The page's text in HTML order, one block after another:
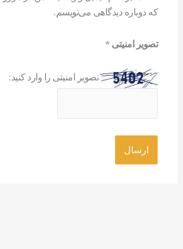
که دوباره دیدگاهی می‌نویسم.
تصویر امنیتی*
تصویر امنیتی را وارد کنید: